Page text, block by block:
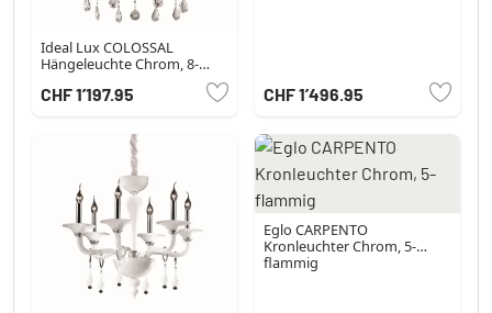
Ideal Lux COLOSSAL
Hängeleuchte Chrom, 8-
CHF 1’197.95 CHF 1’496.95
Eglo CARPENTO
Kronleuchter Chrom, 5-
flammig